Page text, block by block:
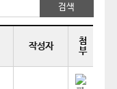
작성자
첨
부